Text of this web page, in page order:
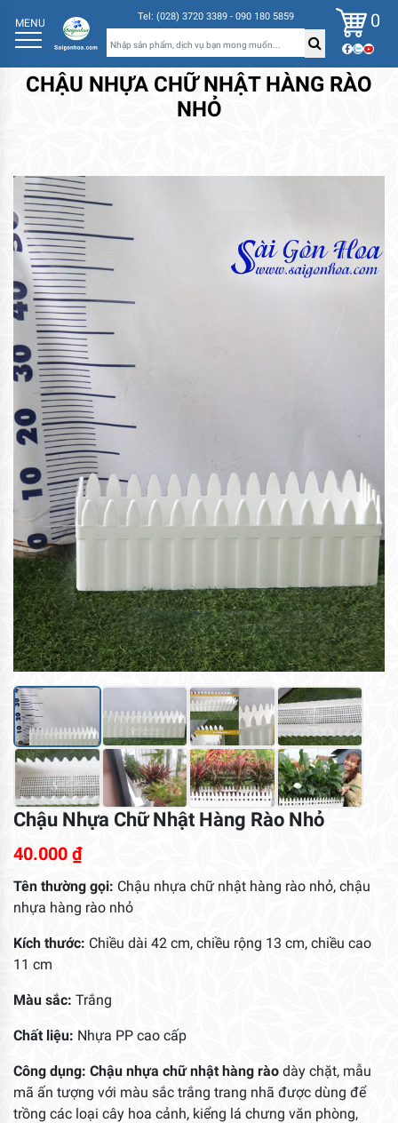
MENU Tel: (028) 3720 3389 - 090 180 5859 0
CHẬU NHỰA CHỮ NHẬT HÀNG RÀO
NHỎ
Chậu Nhựa Chữ Nhật Hàng Rào Nhỏ
40.000 ₫
Tên thường gọi: Chậu nhựa chữ nhật hàng rào nhỏ, chậu
nhựa hàng rào nhỏ
Kích thước: Chiều dài 42 cm, chiều rộng 13 cm, chiều cao
11 cm
Màu sắc: Trắng
Chất liệu: Nhựa PP cao cấp
Công dụng: Chậu nhựa chữ nhật hàng rào dày chặt, mẫu
mã ấn tượng với màu sắc trắng trang nhã được dùng để
trồng các loại cây hoa cảnh, kiểng lá chưng văn phòng,